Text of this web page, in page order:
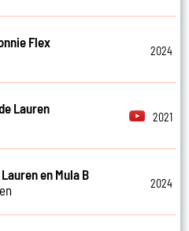
Flex
2024
Lauren
2021
en Mula B
2024